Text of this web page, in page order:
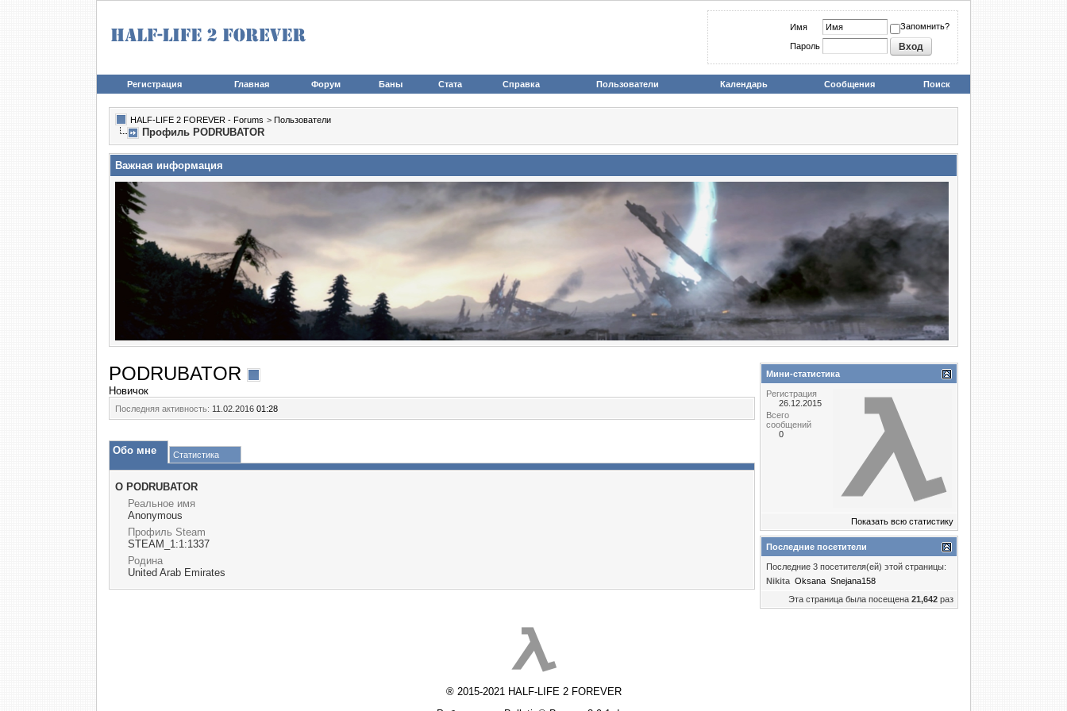
Имя Запомнить?
Пароль
Регистрация Главная Форум Баны Стата Справка Пользователи Календарь Сообщения Поиск
HALF-LIFE 2 FOREVER - Forums > Пользователи
Профиль PODRUBATOR
Важная информация
PODRUBATOR
Новичок
Последняя активность: 11.02.2016 01:28
Обо мне Статистика
О PODRUBATOR
Реальное имя
Anonymous
Профиль Steam
STEAM_1:1:1337
Родина
United Arab Emirates
Мини-статистика
Регистрация
26.12.2015
Всего
сообщений
0
Показать всю статистику
Последние посетители
Последние 3 посетителя(ей) этой страницы:
Nikita Oksana Snejana158
Эта страница была посещена 21,642 раз
® 2015-2021 HALF-LIFE 2 FOREVER